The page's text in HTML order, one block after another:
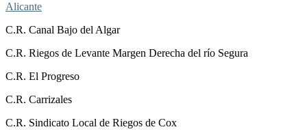
Alicante
C.R. Canal Bajo del Algar
C.R. Riegos de Levante Margen Derecha del río Segura
C.R. El Progreso
C.R. Carrizales
C.R. Sindicato Local de Riegos de Cox